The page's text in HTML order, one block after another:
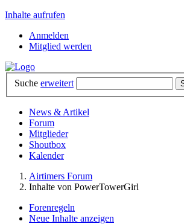
Inhalte aufrufen
Anmelden
Mitglied werden
Suche erweitert
News & Artikel
Forum
Mitglieder
Shoutbox
Kalender
Airtimers Forum
Inhalte von PowerTowerGirl
Forenregeln
Neue Inhalte anzeigen